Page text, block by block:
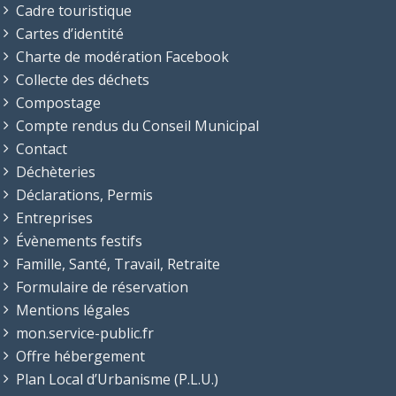
Cadre touristique
Cartes d’identité
Charte de modération Facebook
Collecte des déchets
Compostage
Compte rendus du Conseil Municipal
Contact
Déchèteries
Déclarations, Permis
Entreprises
Évènements festifs
Famille, Santé, Travail, Retraite
Formulaire de réservation
Mentions légales
mon.service-public.fr
Offre hébergement
Plan Local d’Urbanisme (P.L.U.)